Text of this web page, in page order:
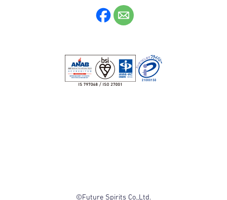
©Future Spirits Co.,Ltd.